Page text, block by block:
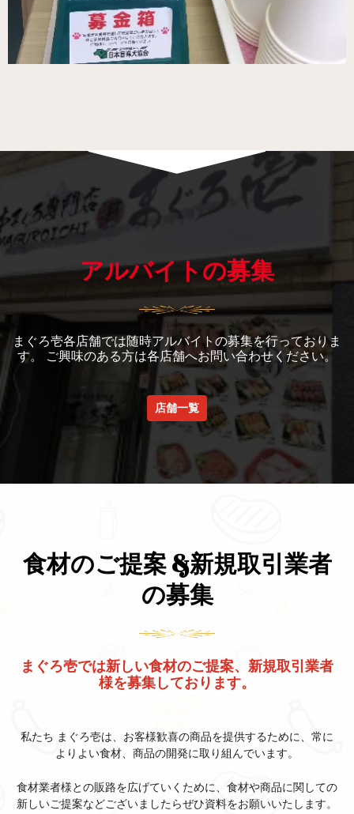
アルバイトの募集
まぐろ壱各店舗では随時アルバイトの募集を行っておりま
す。 ご興味のある方は各店舗へお問い合わせください。
店舗一覧
食材のご提案 &新規取引業者
の募集
まぐろ壱では新しい食材のご提案、新規取引業者
様を募集しております。
私たち まぐろ壱は、お客様歓喜の商品を提供するために、常に
よりよい食材、商品の開発に取り組んでいます。
食材業者様との販路を広げていくために、食材や商品に関しての
新しいご提案などございましたらぜひ資料をお願いいたします。